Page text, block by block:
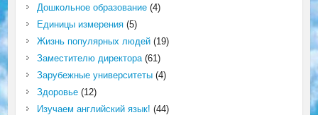
Дошкольное образование(4)
Единицы измерения(5)
Жизнь популярных людей(19)
Заместителю директора(61)
Зарубежные университеты(4)
Здоровье(12)
Изучаем английский язык! (44)